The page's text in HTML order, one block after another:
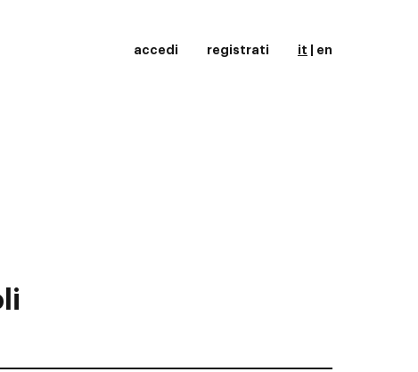
accedi registrati it en